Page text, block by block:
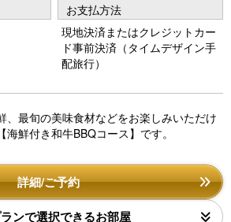
お支払方法
現地決済またはクレジットカー
ド事前決済（タイムデザイン手
配旅行）
、最旬の美味食材などをお楽しみいただけ
鮮付き和牛BBQコース】です。
詳細/ご予約
ンで選択できるお部屋